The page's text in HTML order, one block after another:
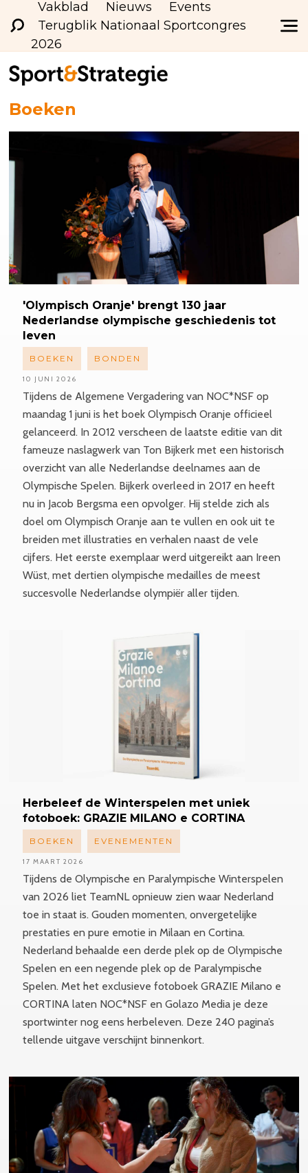
Vakblad Nieuws
Events
Terugblik Nationaal Sportcongres
2026
Boeken
'Olympisch Oranje' brengt 130 jaar
Nederlandse olympische geschiedenis tot
leven
Tijdens de Algemene Vergadering van NOC*NSF op
maandag 1 juni is het boek Olympisch Oranje officieel
gelanceerd. In 2012 verscheen de laatste editie van dit
fameuze naslagwerk van Ton Bijkerk met een historisch
overzicht van alle Nederlandse deelnames aan de
Olympische Spelen. Bijkerk overleed in 2017 en heeft
nu in Jacob Bergsma een opvolger. Hij stelde zich als
doel om Olympisch Oranje aan te vullen en ook uit te
breiden met illustraties en verhalen naast de vele
cijfers. Het eerste exemplaar werd uitgereikt aan Ireen
Wüst, met dertien olympische medailles de meest
succesvolle Nederlandse olympiër aller tijden.
BOEKEN BONDEN
10 JUNI 2026
Herbeleef de Winterspelen met uniek
fotoboek: GRAZIE MILANO e CORTINA
Tijdens de Olympische en Paralympische Winterspelen
van 2026 liet TeamNL opnieuw zien waar Nederland
toe in staat is. Gouden momenten, onvergetelijke
prestaties en pure emotie in Milaan en Cortina.
Nederland behaalde een derde plek op de Olympische
Spelen en een negende plek op de Paralympische
Spelen. Met het exclusieve fotoboek GRAZIE Milano e
CORTINA laten NOC*NSF en Golazo Media je deze
sportwinter nog eens herbeleven. Deze 240 pagina’s
tellende uitgave verschijnt binnenkort.
BOEKEN EVENEMENTEN
17 MAART 2026